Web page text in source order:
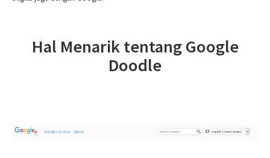
Hal Menarik tentang Google
Doodle